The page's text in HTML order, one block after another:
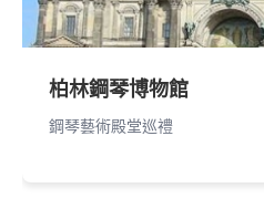
柏林鋼琴博物館
鋼琴藝術殿堂巡禮